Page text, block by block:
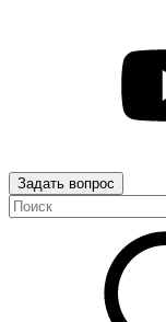
Задать вопрос